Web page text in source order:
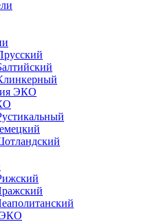
ЭКО
ЭКО